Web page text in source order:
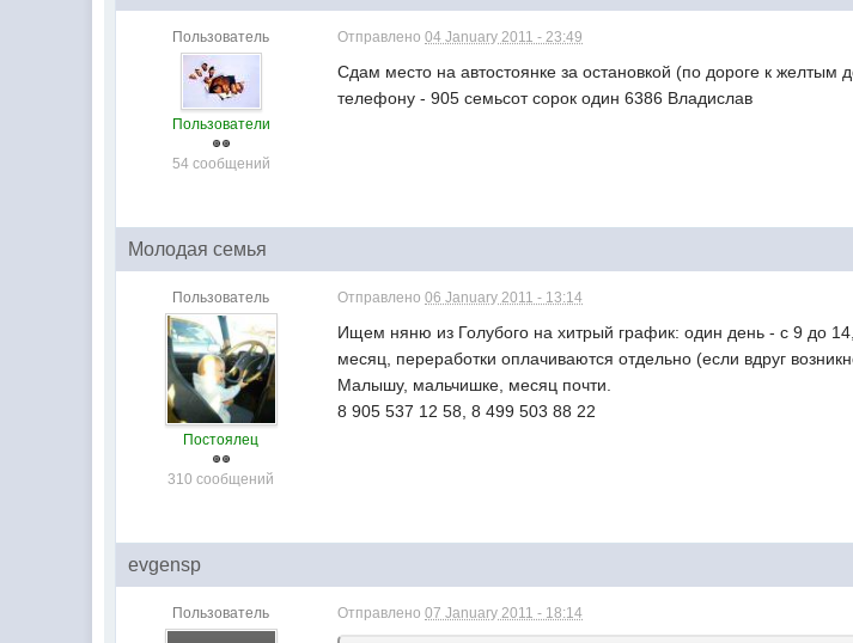
Пользователь
Пользователи
54 сообщений
Отправлено04 January 2011 - 23:49
Сдам место на автостоянке за остановкой (по дороге к
телефону - 905 семьсот сорок один 6386 Владислав
Молодая семья
Пользователь
Постоялец
310 сообщений
Отправлено06 January 2011 - 13:14
Ищем няню из Голубого на хитрый график: один день - с 9 до
месяц, переработки оплачиваются отдельно (если вдруг
Малышу, мальчишке, месяц почти.
8 905 537 12 58, 8 499 503 88 22
evgensp
Пользователь Отправлено07 January 2011 - 18:14